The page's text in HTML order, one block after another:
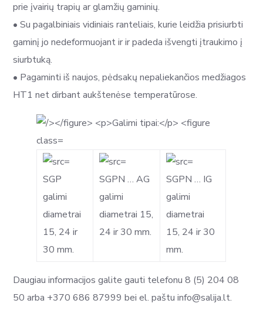
prie įvairių trapių ar glamžių gaminių.
• Su pagalbiniais vidiniais ranteliais, kurie leidžia prisiurbti
gaminį jo nedeformuojant ir ir padeda išvengti įtraukimo į
siurbtuką.
• Pagaminti iš naujos, pėdsakų nepaliekančios medžiagos
HT1 net dirbant aukštenėse temperatūrose.
SGP
galimi
diametrai
15, 24 ir
30 mm.
SGPN … AG
galimi
diametrai 15,
24 ir 30 mm.
SGPN … IG
galimi
diametrai
15, 24 ir 30
mm.
Daugiau informacijos galite gauti telefonu 8 (5) 204 08
50 arba +370 686 87999 bei el. paštu info@salija.lt.